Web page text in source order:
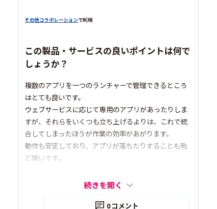
その他コラボレーションで利用
この製品・サービスの良いポイントは何で
しょうか？
複数のアプリを一つのランチャーで管理できるところ
はとても良いです。
ウェブサービスに応じて専用のアプリがあったりしま
すが、それらをいくつも立ち上げるよりは、これで統
合してしまったほうが作業の効率があがります。
動作も安定しており、アプリが落ちたりすることも殆
ど無いです。
続きを開く
0コメント